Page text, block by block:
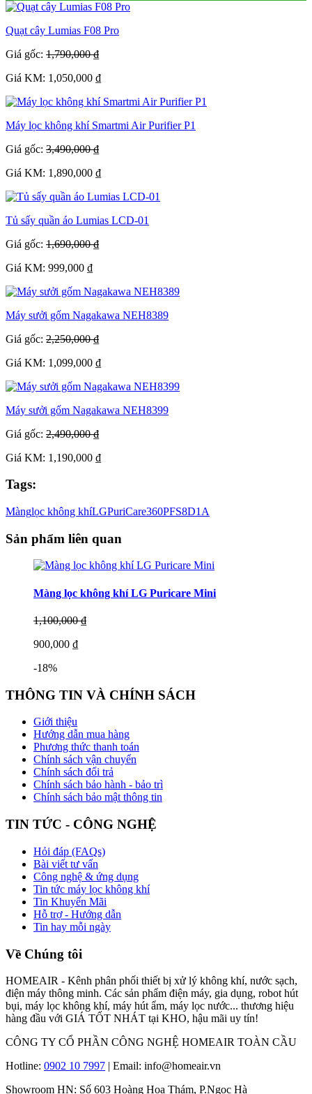
Quạt cây Lumias F08 Pro
Giá gốc: 1,790,000 ₫
Giá KM: 1,050,000 ₫
Máy lọc không khí Smartmi Air Purifier P1
Giá gốc: 3,490,000 ₫
Giá KM: 1,890,000 ₫
Tủ sấy quần áo Lumias LCD-01
Giá gốc: 1,690,000 ₫
Giá KM: 999,000 ₫
Máy sưởi gốm Nagakawa NEH8389
Giá gốc: 2,250,000 ₫
Giá KM: 1,099,000 ₫
Máy sưởi gốm Nagakawa NEH8399
Giá gốc: 2,490,000 ₫
Giá KM: 1,190,000 ₫
Tags:
Mànglọc không khíLGPuriCare360PFS8D1A
Sản phẩm liên quan
Màng lọc không khí LG Puricare Mini
1,100,000 ₫
900,000 ₫
-18%
THÔNG TIN VÀ CHÍNH SÁCH
Giới thiệu
Hướng dẫn mua hàng
Phương thức thanh toán
Chính sách vận chuyển
Chính sách đổi trả
Chính sách bảo hành - bảo trì
Chính sách bảo mật thông tin
TIN TỨC - CÔNG NGHỆ
Hỏi đáp (FAQs)
Bài viết tư vấn
Công nghệ & ứng dụng
Tin tức máy lọc không khí
Tin Khuyến Mãi
Hỗ trợ - Hướng dẫn
Tin hay mỗi ngày
Về Chúng tôi
HOMEAIR - Kênh phân phối thiết bị xử lý không khí, nước sạch,
điện máy thông minh. Các sản phẩm điện máy, gia dụng, robot hút
bụi, máy lọc không khí, máy hút ẩm, máy lọc nước... thương hiệu
hàng đầu với GIÁ TỐT NHÁT tại KHO, hậu mãi uy tín!
CÔNG TY CỔ PHẦN CÔNG NGHỆ HOMEAIR TOÀN CẦU
Hotline: 0902 10 7997 | Email: info@homeair.vn
Showroom HN: Số 603 Hoàng Hoa Thám, P.Ngọc Hà